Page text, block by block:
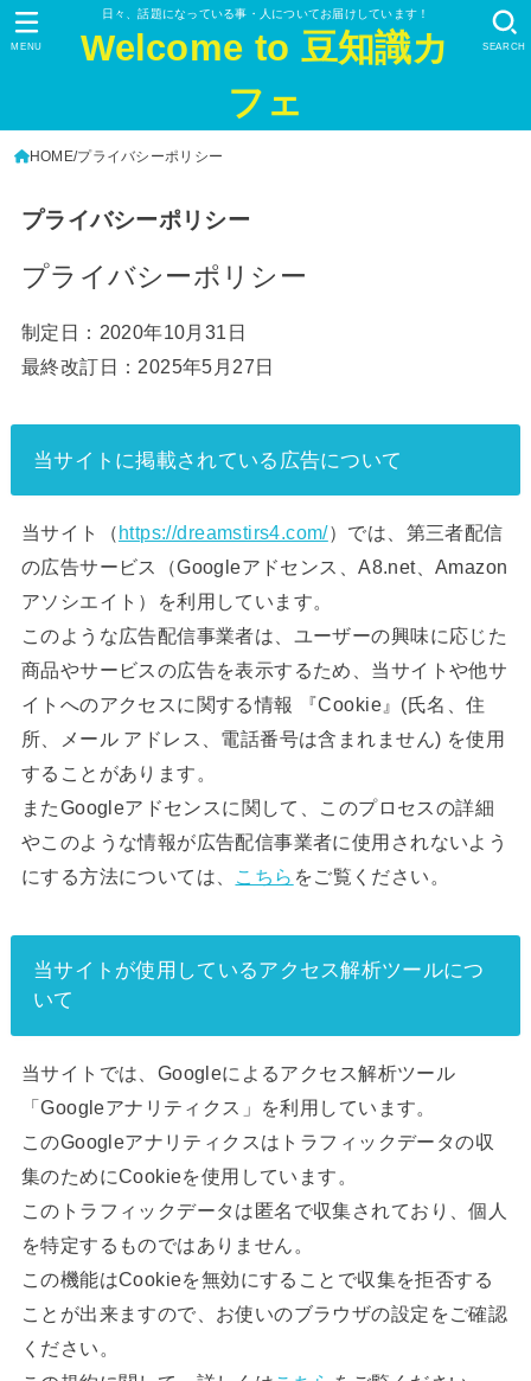
日々、話題になっている事・人についてお届けしています！
Welcome to 豆知識カ
フェ
SEARCH
MENU
HOME プライバシーポリシー
プライバシーポリシー
プライバシーポリシー
制定日： 2020年10月31日
最終改訂日： 2025年5月27日
当サイトに掲載されている広告について
当サイト（ https://dreamstirs4.com/）では、第三者配信
の広告サービス（Googleアドセンス、A8.net、Amazon
アソシエイト）を利用しています。
このような広告配信事業者は、ユーザーの興味に応じた
商品やサービスの広告を表示するため、当サイトや他サ
イトへのアクセスに関する情報 『Cookie』(氏名、住
所、メール アドレス、電話番号は含まれません) を使用
することがあります。
またGoogleアドセンスに関して、このプロセスの詳細
やこのような情報が広告配信事業者に使用されないよう
にする方法については、 こちら をご覧ください。
当サイトが使用しているアクセス解析ツールにつ
いて
当サイトでは、Googleによるアクセス解析ツール
「Googleアナリティクス」を利用しています。
このGoogleアナリティクスはトラフィックデータの収
集のためにCookieを使用しています。
このトラフィックデータは匿名で収集されており、個人
を特定するものではありません。
この機能はCookieを無効にすることで収集を拒否する
ことが出来ますので、お使いのブラウザの設定をご確認
ください。